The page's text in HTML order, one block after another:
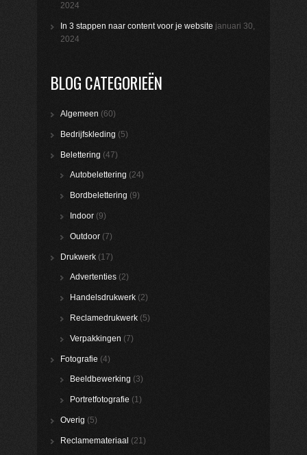
2024
In 3 stappen naar content voor je website januari 30,
2024
BLOG CATEGORIEËN
Algemeen (60)
Bedrijfskleding (5)
Belettering (47)
Autobelettering (24)
Bordbelettering (9)
Indoor (9)
Outdoor (7)
Drukwerk (17)
Advertenties (2)
Handelsdrukwerk (2)
Reclamedrukwerk (5)
Verpakkingen (7)
Fotografie (4)
Beeldbewerking (3)
Portretfotografie (1)
Overig (5)
Reclamemateriaal (21)